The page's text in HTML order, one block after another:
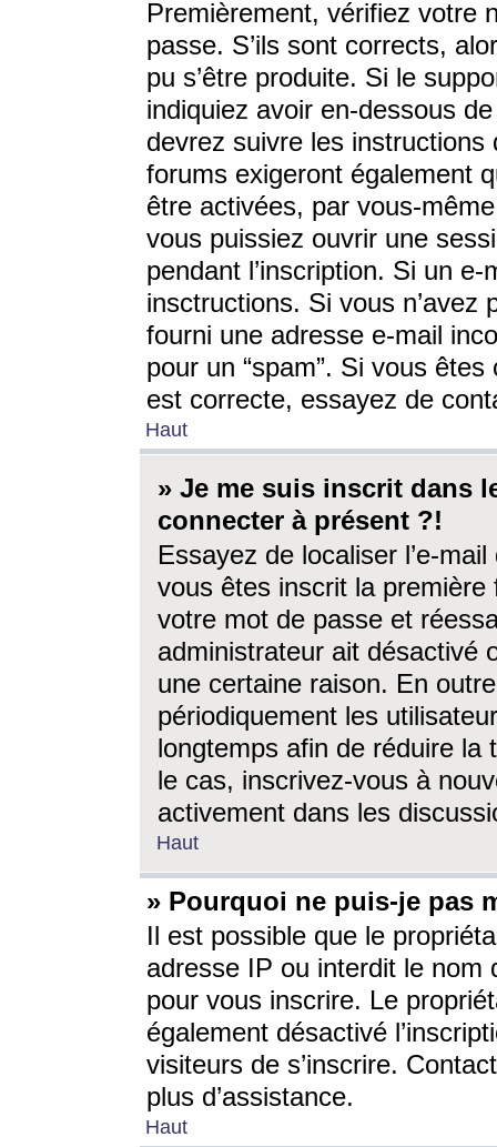
Premièrement, vérifiez votre
passe. S’ils sont corrects,
pu s’être produite. Si le
indiquiez avoir en-dessous
devrez suivre les
forums exigeront également
être activées, par vous-
vous puissiez ouvrir une
pendant l’inscription. Si un
insctructions. Si vous n’avez
fourni une adresse e-mail
pour un “spam”. Si vous
est correcte, essayez de
Haut
» Je me suis inscrit dans
connecter à présent ?!
Essayez de localiser l’e-
vous êtes inscrit la première
votre mot de passe et
administrateur ait désactivé
une certaine raison. En
périodiquement les
longtemps afin de réduire la
le cas, inscrivez-vous à
activement dans les
Haut
» Pourquoi ne puis-je pas
Il est possible que le
adresse IP ou interdit le nom
pour vous inscrire. Le
également désactivé
visiteurs de s’inscrire.
plus d’assistance.
Haut